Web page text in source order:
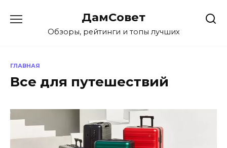
содержанию
ДамСовет
Обзоры, рейтинги и топы лучших
ГЛАВНАЯ
Все для путешествий